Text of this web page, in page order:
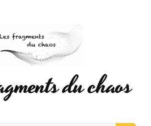
du chaos